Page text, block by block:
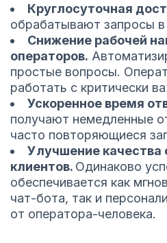
Круглосуточная
обрабатывают запросы
Снижение рабочей
операторов.
простые вопросы.
работать с критически
Ускоренное время
получают немедленные
часто повторяющиеся
Улучшение качества
клиентов. Одинаково
обеспечивается как
чат-бота, так и
от оператора-человека.